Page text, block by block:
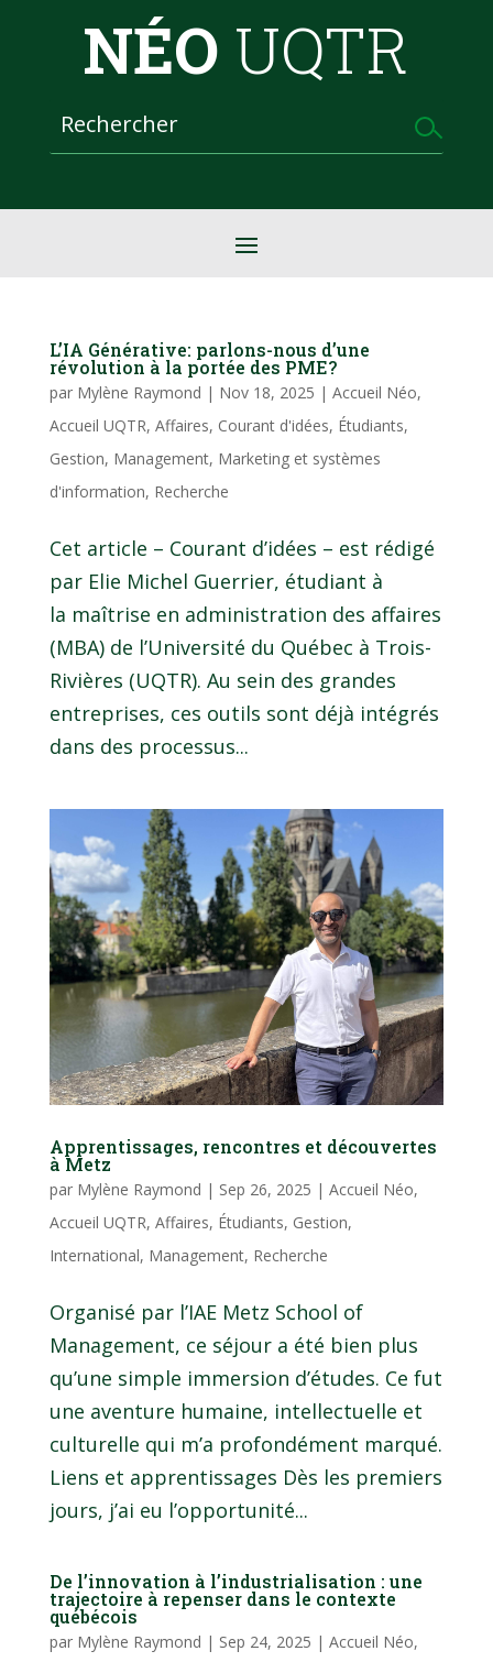
NÉO UQTR
L’IA Générative: parlons-nous d’une
révolution à la portée des PME?
par Mylène Raymond | Nov 18, 2025 | Accueil Néo,
Accueil UQTR, Affaires, Courant d'idées, Étudiants,
Gestion, Management, Marketing et systèmes
d'information, Recherche
Cet article – Courant d’idées – est rédigé
par Elie Michel Guerrier, étudiant à
la maîtrise en administration des affaires
(MBA) de l’Université du Québec à Trois-
Rivières (UQTR). Au sein des grandes
entreprises, ces outils sont déjà intégrés
dans des processus...
Apprentissages, rencontres et découvertes
à Metz
par Mylène Raymond | Sep 26, 2025 | Accueil Néo,
Accueil UQTR, Affaires, Étudiants, Gestion,
International, Management, Recherche
Organisé par l’IAE Metz School of
Management, ce séjour a été bien plus
qu’une simple immersion d’études. Ce fut
une aventure humaine, intellectuelle et
culturelle qui m’a profondément marqué.
Liens et apprentissages Dès les premiers
jours, j’ai eu l’opportunité...
De l’innovation à l’industrialisation : une
trajectoire à repenser dans le contexte
québécois
par Mylène Raymond | Sep 24, 2025 | Accueil Néo,